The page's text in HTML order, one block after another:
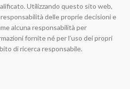
Utilizzando questo sito web,
delle proprie decisioni e
alcuna responsabilità per
fornite né per l’uso dei propri
di ricerca responsabile.